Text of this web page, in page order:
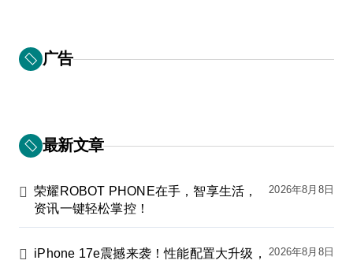
广告
最新文章
荣耀ROBOT PHONE在手，智享生活，
资讯一键轻松掌控！
2026年8月8日
iPhone 17e震撼来袭！性能配置大升级，
2026年8月8日